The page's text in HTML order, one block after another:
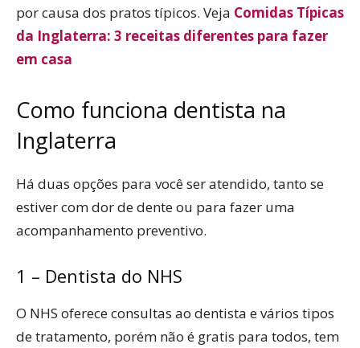
por causa dos pratos típicos. Veja Comidas Típicas
da Inglaterra: 3 receitas diferentes para fazer
em casa
Como funciona dentista na
Inglaterra
Há duas opções para você ser atendido, tanto se
estiver com dor de dente ou para fazer uma
acompanhamento preventivo.
1 – Dentista do NHS
O NHS oferece consultas ao dentista e vários tipos
de tratamento, porém não é gratis para todos, tem